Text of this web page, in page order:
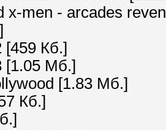
x-men - arcades
[459 Кб.]
[1.05 Мб.]
[1.83 Мб.]
Кб.]